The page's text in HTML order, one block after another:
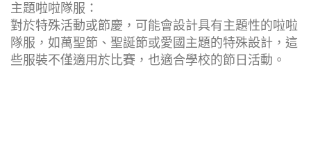
主題啦啦隊服：
對於特殊活動或節慶，可能會設計具有主題性的啦啦
隊服，如萬聖節、聖誕節或愛國主題的特殊設計，這
些服裝不僅適用於比賽，也適合學校的節日活動。